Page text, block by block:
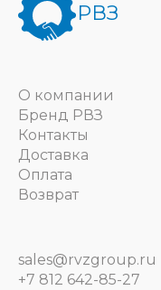
РВЗ
О компании
Бренд РВЗ
Контакты
Доставка
Оплата
Возврат
sales@rvzgroup.ru
+7 812 642-85-27